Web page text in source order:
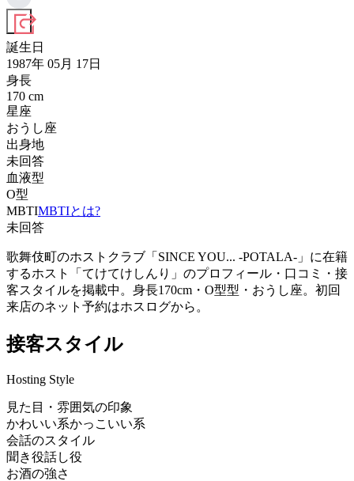
誕生日
1987年 05月 17日
身長
170 cm
星座
おうし座
出身地
未回答
血液型
O型
MBTIMBTIとは?
未回答
歌舞伎町のホストクラブ「SINCE YOU... -POTALA-」に在籍
するホスト「てけてけしんり」のプロフィール・口コミ・接
客スタイルを掲載中。身長170cm・O型型・おうし座。初回
来店のネット予約はホスログから。
接客スタイル
Hosting Style
見た目・雰囲気の印象
かわいい系かっこいい系
会話のスタイル
聞き役話し役
お酒の強さ